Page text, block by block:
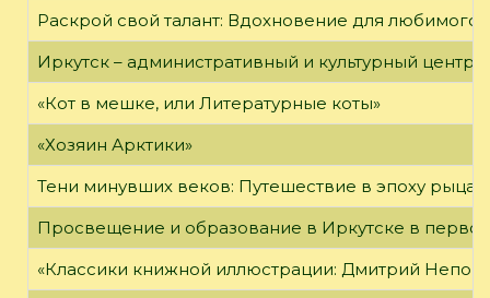
Раскрой свой талант: Вдохновение для любимого
Иркутск – административный и культурный центр
«Кот в мешке, или Литературные коты»
«Хозяин Арктики»
Тени минувших веков: Путешествие в эпоху
Просвещение и образование в Иркутске в
«Классики книжной иллюстрации: Дмитрий